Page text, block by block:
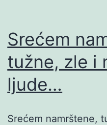
Srećem
tužne, zle i
ljude…
Srećem namrštene,